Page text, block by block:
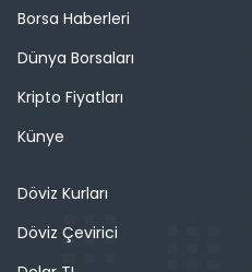
Borsa Haberleri
Dünya Borsaları
Kripto Fiyatları
Künye
Döviz Kurları
Döviz Çevirici